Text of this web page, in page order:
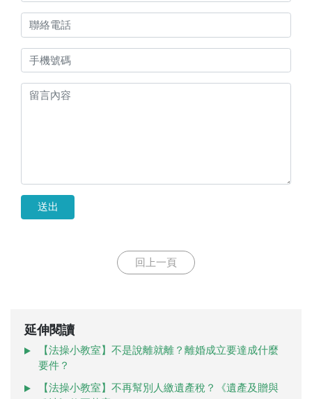
送出
回上一頁
延伸閱讀
【法操小教室】不是說離就離？離婚成立要達成什麼
要件？
【法操小教室】不再幫別人繳遺產稅？《遺產及贈與